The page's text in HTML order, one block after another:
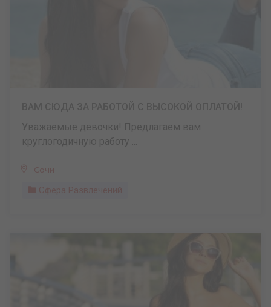
Уважаемые девочки! Предлагаем вам
круглогодичную работу ...
Сочи
Сфера Развлечений